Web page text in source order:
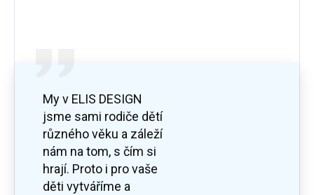
My v ELIS DESIGN
jsme sami rodiče dětí
různého věku a záleží
nám na tom, s čím si
hrají. Proto i pro vaše
děti vytváříme a